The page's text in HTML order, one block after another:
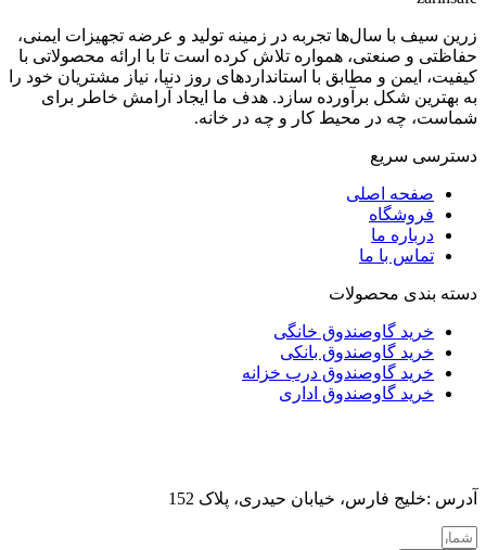
زرین سیف با سال‌ها تجربه در زمینه تولید و عرضه تجهیزات ایمنی،
حفاظتی و صنعتی، همواره تلاش کرده است تا با ارائه محصولاتی با
کیفیت، ایمن و مطابق با استانداردهای روز دنیا، نیاز مشتریان خود را
به بهترین شکل برآورده سازد. هدف ما ایجاد آرامش خاطر برای
شماست، چه در محیط کار و چه در خانه.
دسترسی سریع
صفحه اصلی
فروشگاه
درباره ما
تماس با ما
دسته بندی محصولات
خرید گاوصندوق خانگی
خرید گاوصندوق بانکی
خرید گاوصندوق درب خزانه
خرید گاوصندوق اداری
آدرس :خلیج فارس، خیابان حیدری، پلاک 152